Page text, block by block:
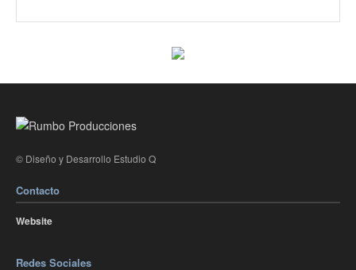
© Diseño y Desarrollo Estudio Q
Contacto
Website
Redes Sociales